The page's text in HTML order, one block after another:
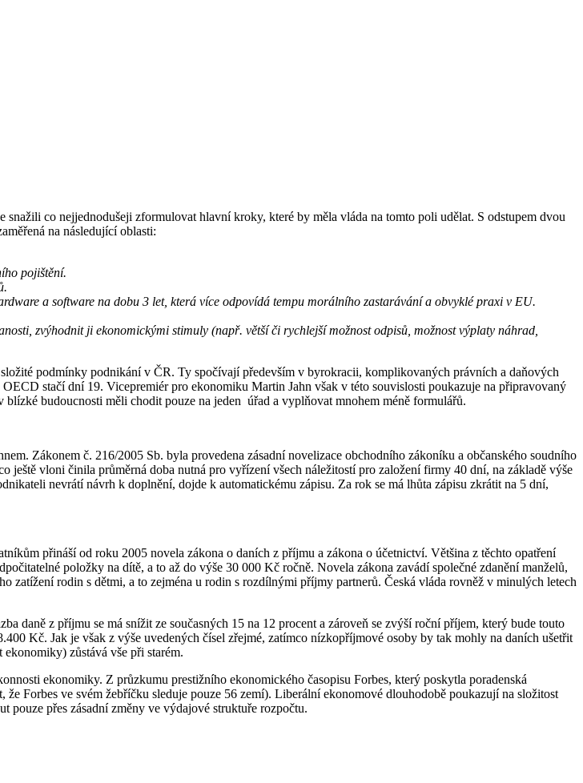
snažili co nejjednodušeji zformulovat hlavní kroky, které by měla vláda na tomto poli udělat. S odstupem dvou
na následující oblasti:
pojištění.
a software na dobu 3 let, která více odpovídá tempu morálního zastarávání a obvyklé praxi v EU.
zvýhodnit ji ekonomickými stimuly (např. větší či rychlejší možnost odpisů, možnost výplaty náhrad,
podmínky podnikání v ČR. Ty spočívají především v byrokracii, komplikovaných právních a daňových
stačí dní 19. Vicepremiér pro ekonomiku Martin Jahn však v této souvislosti poukazuje na připravovaný
budoucnosti měli chodit pouze na jeden úřad a vyplňovat mnohem méně formulářů.
Zákonem č. 216/2005 Sb. byla provedena zásadní novelizace obchodního zákoníku a občanského soudního
vloni činila průměrná doba nutná pro vyřízení všech náležitostí pro založení firmy 40 dní, na základě výše
nevrátí návrh k doplnění, dojde k automatickému zápisu. Za rok se má lhůta zápisu zkrátit na 5 dní,
přináší od roku 2005 novela zákona o daních z příjmu a zákona o účetnictví. Většina z těchto opatření
položky na dítě, a to až do výše 30 000 Kč ročně. Novela zákona zavádí společné zdanění manželů,
zatížení rodin s dětmi, a to zejména u rodin s rozdílnými příjmy partnerů. Česká vláda rovněž v minulých letech
daně z příjmu se má snížit ze současných 15 na 12 procent a zároveň se zvýší roční příjem, který bude touto
Kč. Jak je však z výše uvedených čísel zřejmé, zatímco nízkopříjmové osoby by tak mohly na daních ušetřit
zůstává vše při starém.
ekonomiky. Z průzkumu prestižního ekonomického časopisu Forbes, který poskytla poradenská
Forbes ve svém žebříčku sleduje pouze 56 zemí). Liberální ekonomové dlouhodobě poukazují na složitost
pouze přes zásadní změny ve výdajové struktuře rozpočtu.